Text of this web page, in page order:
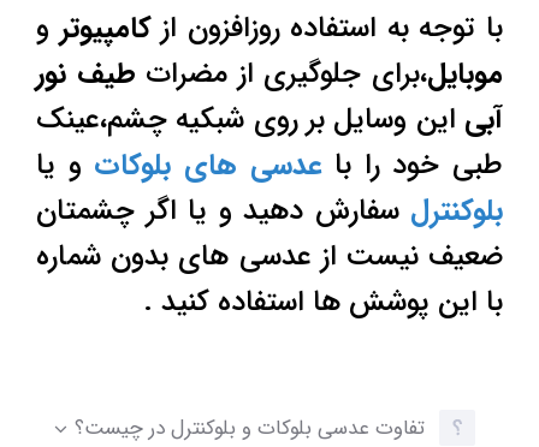
با توجه به استفاده روزافزون ازکامپیوتر و
موبایل،برای جلوگیری از مضرات طیف نور
آبی این وسایل بر روی شبکیه چشم،عینک
طبی خود را باعدسی های بلوکات و یا
بلوکنترل سفارش دهید و یا اگر چشمتان
ضعیف نیست از عدسی های بدون شماره
با این پوشش ها استفاده کنید .
تفاوت عدسی بلوکات و بلوکنترل در چیست؟